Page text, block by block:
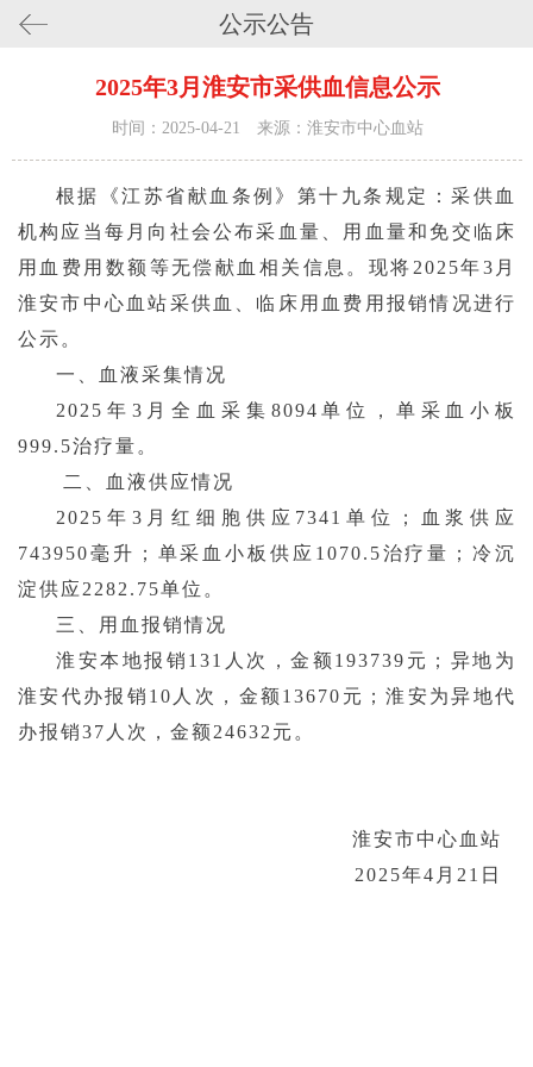
公示公告
2025年3月淮安市采供血信息公示
时间：2025-04-21 来源：淮安市中心血站
根据《江苏省献血条例》第十九条规定：采供血
机构应当每月向社会公布采血量、用血量和免交临床
用血费用数额等无偿献血相关信息。现将 2025年3月
淮安市中心血站采供血、临床用血费用报销情况进行
公示。
一、血液采集情况
2025年3月全血采集8094单位，单采血小板
999.5治疗量。
二、血液供应情况
2025年3月红细胞供应7341单位；血浆供应
743950毫升；单采血小板供应1070.5治疗量；冷沉
淀供应2282.75单位。
三、用血报销情况
淮安本地报销 131人次，金额193739元；异地为
淮安代办报销10人次，金额13670元；淮安为异地代
办报销37人次，金额24632元。
淮安市中心血站
2025年4月21日